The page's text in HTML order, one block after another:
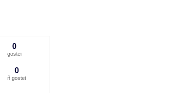
0
gostei
0
ñ gostei